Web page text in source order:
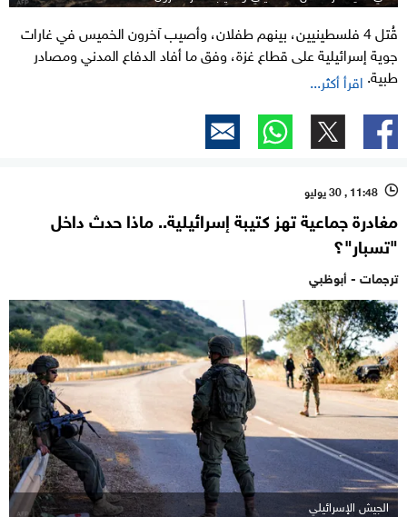
قُتل 4 فلسطينيين، بينهم طفلان، وأصيب آخرون الخميس في غارات
جوية إسرائيلية على قطاع غزة، وفق ما أفاد الدفاع المدني ومصادر
طبية. اقرأ أكثر...
l 11:48 , 30 يوليو
مغادرة جماعية تهز كتيبة إسرائيلية.. ماذا حدث داخل
"تسبار"؟
ترجمات - أبوظبي
الجيش الإسرائيلي